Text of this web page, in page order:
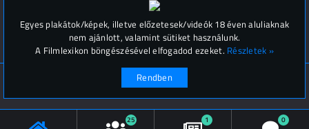
Hozzászólások (
25 1 0
© Filmlexikon 2019-2026
Kapcsolat, impresszum
Egyes plakátok/képek, illetve előzetesek/videók 18 éven aluliaknak
nem ajánlott, valamint sütiket használunk.
A Filmlexikon böngészésével elfogadod ezeket. Részletek »
Rendben